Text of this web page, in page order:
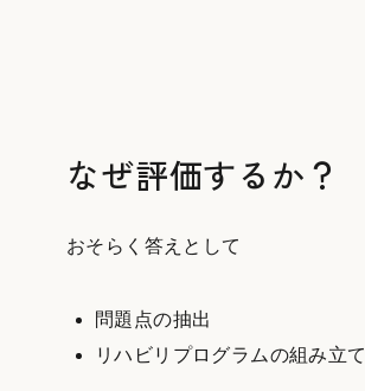
なぜ評価するか？
おそらく答えとして
問題点の抽出
リハビリプログラムの組み立て